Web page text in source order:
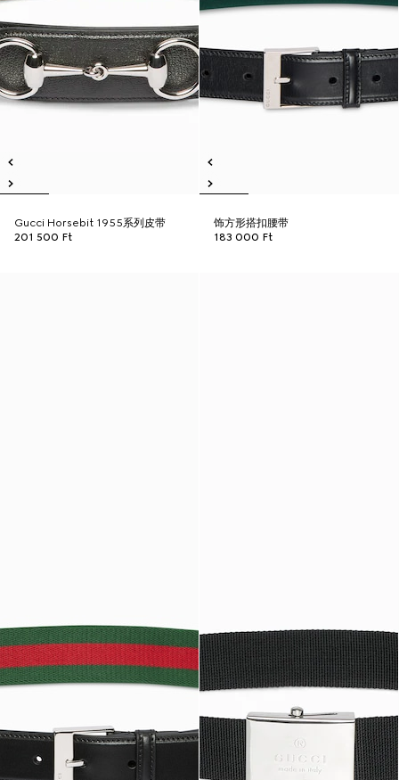
Gucci Horsebit 1955系列皮带
201 500 Ft
饰方形搭扣腰带
183 000 Ft